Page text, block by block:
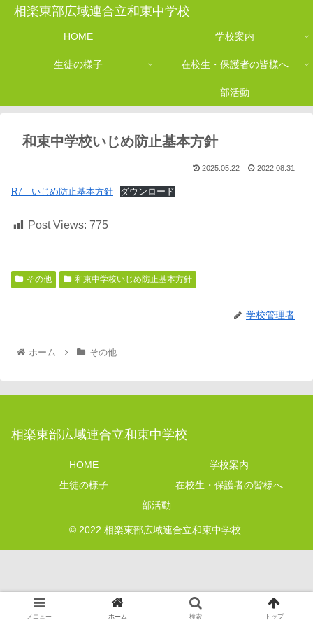
相楽東部広域連合立和束中学校
HOME 学校案内
生徒の様子 在校生・保護者の皆様へ
部活動
和束中学校いじめ防止基本方針
2025.05.22 2022.08.31
R7 いじめ防止基本方針 ダウンロード
Post Views: 775
その他 和束中学校いじめ防止基本方針
学校管理者
ホーム その他
相楽東部広域連合立和束中学校
HOME
学校案内
生徒の様子
在校生・保護者の皆様へ
部活動
© 2022 相楽東部広域連合立和束中学校.
メニュー ホーム 検索 トップ